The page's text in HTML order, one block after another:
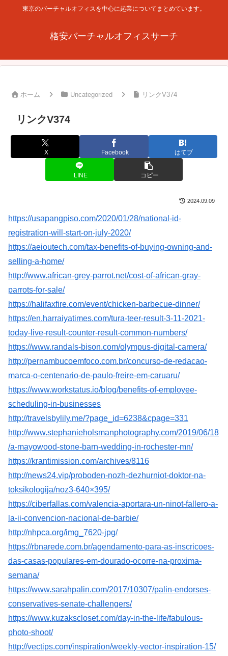
東京のバーチャルオフィスを中心に起業についてまとめています。
格安バーチャルオフィスサーチ
ホーム Uncategorized リンクV374
リンクV374
X Facebook はてブ
LINE コピー
2024.09.09
https://usapangpiso.com/2020/01/28/national-id-
registration-will-start-on-july-2020/
https://aeioutech.com/tax-benefits-of-buying-owning-and-
selling-a-home/
http://www.african-grey-parrot.net/cost-of-african-gray-
parrots-for-sale/
https://halifaxfire.com/event/chicken-barbecue-dinner/
https://en.harraiyatimes.com/tura-teer-result-3-11-2021-
today-live-result-counter-result-common-numbers/
https://www.randals-bison.com/olympus-digital-camera/
http://pernambucoemfoco.com.br/concurso-de-redacao-
marca-o-centenario-de-paulo-freire-em-caruaru/
https://www.workstatus.io/blog/benefits-of-employee-
scheduling-in-businesses
http://travelsbylily.me/?page_id=6238&cpage=331
http://www.stephanieholsmanphotography.com/2019/06/18
/a-mayowood-stone-barn-wedding-in-rochester-mn/
https://krantimission.com/archives/8116
http://news24.vip/proboden-nozh-dezhurniot-doktor-na-
toksikologija/noz3-640×395/
https://ciberfallas.com/valencia-aportara-un-ninot-fallero-a-
la-ii-convencion-nacional-de-barbie/
http://nhpca.org/img_7620-jpg/
https://rbnarede.com.br/agendamento-para-as-inscricoes-
das-casas-populares-em-dourado-ocorre-na-proxima-
semana/
https://www.sarahpalin.com/2017/10307/palin-endorses-
conservatives-senate-challengers/
https://www.kuzakscloset.com/day-in-the-life/fabulous-
photo-shoot/
http://vectips.com/inspiration/weekly-vector-inspiration-15/